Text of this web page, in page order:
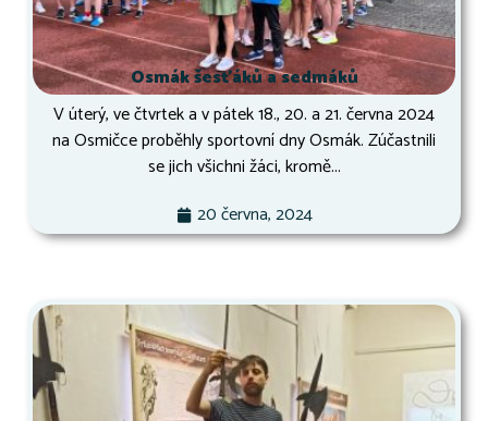
Osmák šesťáků a sedmáků
V úterý, ve čtvrtek a v pátek 18., 20. a 21. června 2024
na Osmičce proběhly sportovní dny Osmák. Zúčastnili
se jich všichni žáci, kromě...
20 června, 2024